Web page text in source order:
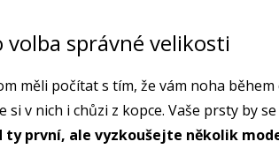
správné velikosti
měli počítat s tím, že vám noha
si v nich i chůzi z kopce. Vaše prsty
ty první, ale vyzkoušejte několik